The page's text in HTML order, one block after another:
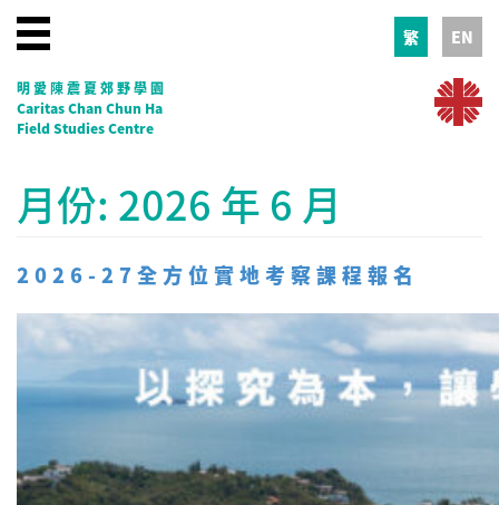
繁 EN
明愛陳震夏郊野學園
Caritas Chan Chun Ha
Field Studies Centre
月份: 2026 年 6 月
2026-27全方位實地考察課程報名